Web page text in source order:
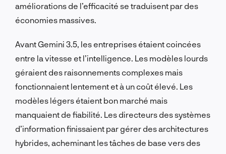
améliorations de l’efficacité se traduisent par des
économies massives.
Avant Gemini 3.5, les entreprises étaient coincées
entre la vitesse et l’intelligence. Les modèles lourds
géraient des raisonnements complexes mais
fonctionnaient lentement et à un coût élevé. Les
modèles légers étaient bon marché mais
manquaient de fiabilité. Les directeurs des systèmes
d’information finissaient par gérer des architectures
hybrides, acheminant les tâches de base vers des